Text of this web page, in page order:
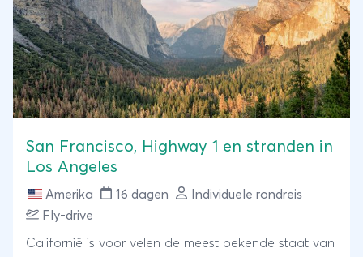
San Francisco, Highway 1 en stranden in
Los Angeles
Amerika 16 dagen
Individuele rondreis
Fly-drive
Californië is voor velen de meest bekende staat van